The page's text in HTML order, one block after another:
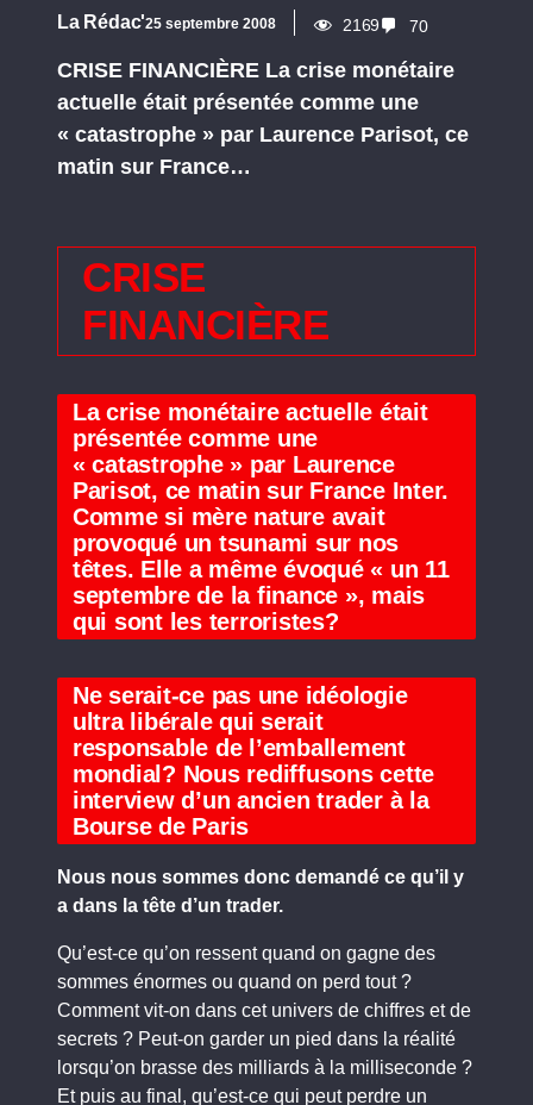
La Rédac'25 septembre 2008 2169 70
CRISE FINANCIÈRE La crise monétaire
actuelle était présentée comme une
« catastrophe » par Laurence Parisot, ce
matin sur France…
CRISE
FINANCIÈRE
La crise monétaire actuelle était
présentée comme une
« catastrophe » par Laurence
Parisot, ce matin sur France Inter.
Comme si mère nature avait
provoqué un tsunami sur nos
têtes. Elle a même évoqué « un 11
septembre de la finance », mais
qui sont les terroristes?
Ne serait-ce pas une idéologie
ultra libérale qui serait
responsable de l’emballement
mondial? Nous rediffusons cette
interview d’un ancien trader à la
Bourse de Paris
Nous nous sommes donc demandé ce qu’il y
a dans la tête d’un trader.
Qu’est-ce qu’on ressent quand on gagne des
sommes énormes ou quand on perd tout ?
Comment vit-on dans cet univers de chiffres et de
secrets ? Peut-on garder un pied dans la réalité
lorsqu’on brasse des milliards à la milliseconde ?
Et puis au final, qu’est-ce qui peut perdre un